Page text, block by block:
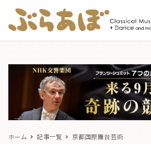
ホーム 記事一覧 京都国際舞台芸術